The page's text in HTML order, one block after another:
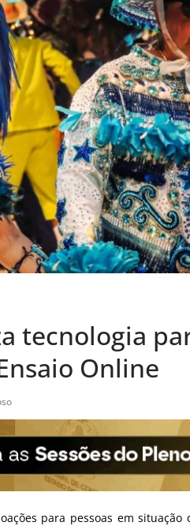
tecnologia
Online
para pessoas em